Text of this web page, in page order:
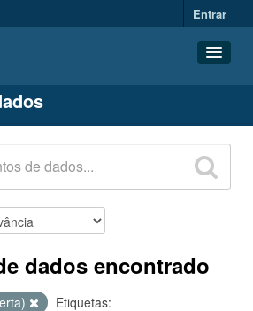
Entrar
dados encontrado
Etiquetas: